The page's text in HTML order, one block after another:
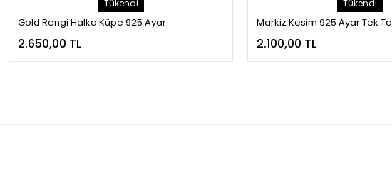
Tükendi
Gold Rengi Halka Küpe 925 Ayar
2.650,00 TL
Tükendi
Markiz Kesim 925 Ayar Tek
2.100,00 TL